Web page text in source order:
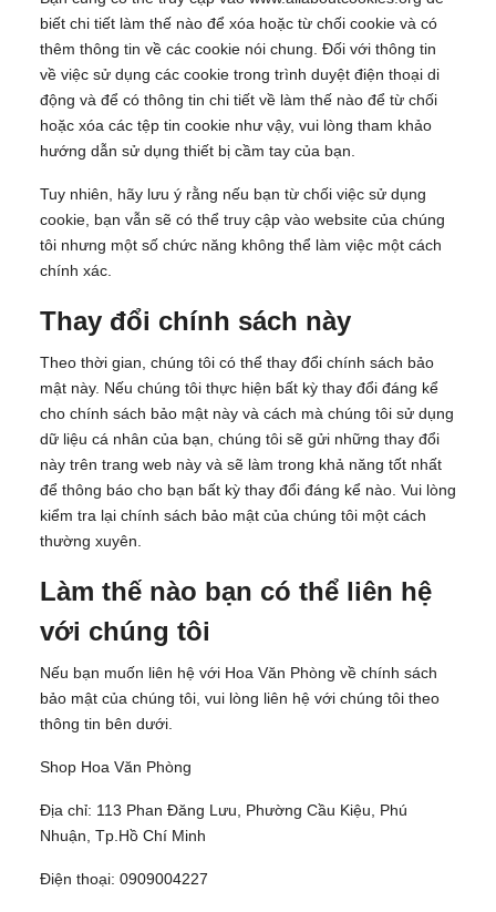
biết chi tiết làm thế nào để xóa hoặc từ chối cookie và có
thêm thông tin về các cookie nói chung. Đối với thông tin
về việc sử dụng các cookie trong trình duyệt điện thoại di
động và để có thông tin chi tiết về làm thế nào để từ chối
hoặc xóa các tệp tin cookie như vậy, vui lòng tham khảo
hướng dẫn sử dụng thiết bị cầm tay của bạn.
Tuy nhiên, hãy lưu ý rằng nếu bạn từ chối việc sử dụng
cookie, bạn vẫn sẽ có thể truy cập vào website của chúng
tôi nhưng một số chức năng không thể làm việc một cách
chính xác.
Thay đổi chính sách này
Theo thời gian, chúng tôi có thể thay đổi chính sách bảo
mật này. Nếu chúng tôi thực hiện bất kỳ thay đổi đáng kể
cho chính sách bảo mật này và cách mà chúng tôi sử dụng
dữ liệu cá nhân của bạn, chúng tôi sẽ gửi những thay đổi
này trên trang web này và sẽ làm trong khả năng tốt nhất
để thông báo cho bạn bất kỳ thay đổi đáng kể nào. Vui lòng
kiểm tra lại chính sách bảo mật của chúng tôi một cách
thường xuyên.
Làm thế nào bạn có thể liên hệ
với chúng tôi
Nếu bạn muốn liên hệ với Hoa Văn Phòng về chính sách
bảo mật của chúng tôi, vui lòng liên hệ với chúng tôi theo
thông tin bên dưới.
Shop Hoa Văn Phòng
Địa chỉ: 113 Phan Đăng Lưu, Phường Cầu Kiệu, Phú
Nhuận, Tp.Hồ Chí Minh
Điện thoại: 0909004227